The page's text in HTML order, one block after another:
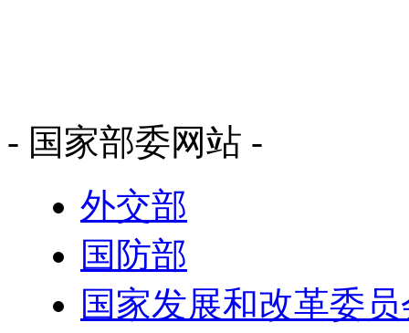
- 国家部委网站 -
外交部
国防部
国家发展和改革委